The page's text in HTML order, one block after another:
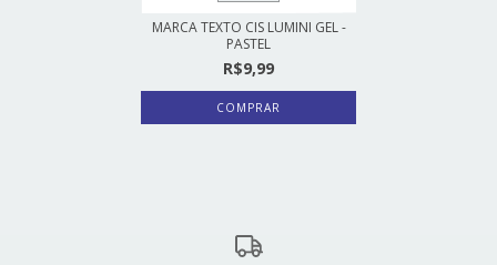
MARCA TEXTO CIS LUMINI GEL -
PASTEL
R$9,99
COMPRAR